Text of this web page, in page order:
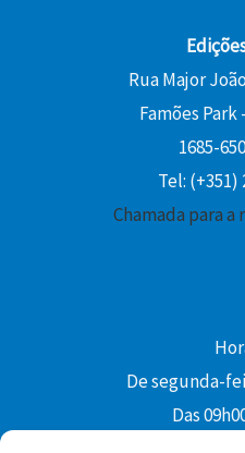
Rua Major
Famões Park
1685-
Tel: (+351)
Chamada para
De segunda-
Das